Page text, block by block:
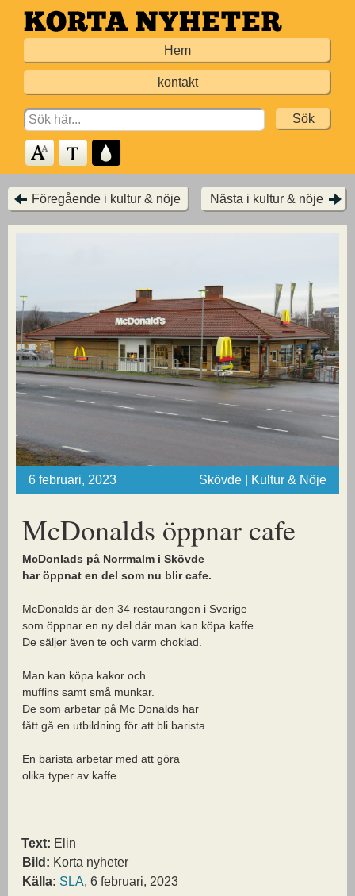
Hoppa
till
Hem
kontakt
Search
for:
Föregående i kultur & nöje Nästa i kultur & nöje
6 februari, 2023 Skövde | Kultur & Nöje
McDonalds öppnar cafe
McDonlads på Norrmalm i Skövde
har öppnat en del som nu blir cafe.
McDonalds är den 34 restaurangen i Sverige
som öppnar en ny del där man kan köpa kaffe.
De säljer även te och varm choklad.
Man kan köpa kakor och
muffins samt små munkar.
De som arbetar på Mc Donalds har
fått gå en utbildning för att bli barista.
En barista arbetar med att göra
olika typer av kaffe.
Text: Elin
Bild: Korta nyheter
Källa: SLA, 6 februari, 2023